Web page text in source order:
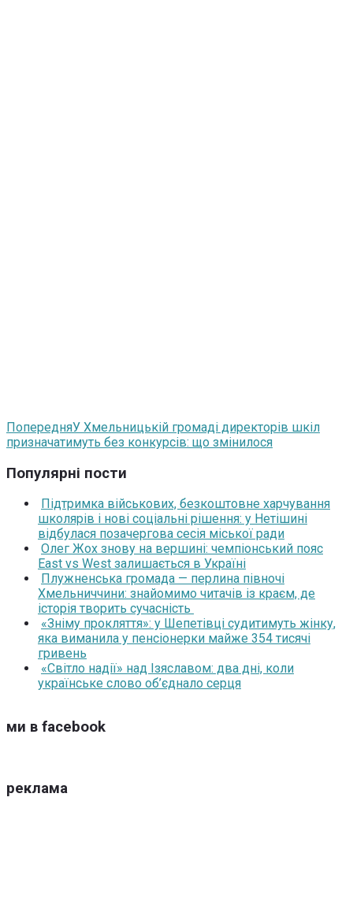
ПопередняУ Хмельницькій громаді директорів шкіл
призначатимуть без конкурсів: що змінилося
Популярні пости
Підтримка військових, безкоштовне харчування
школярів і нові соціальні рішення: у Нетішині
відбулася позачергова сесія міської ради
Олег Жох знову на вершині: чемпіонський пояс
East vs West залишається в Україні
Плужненська громада — перлина півночі
Хмельниччини: знайомимо читачів із краєм, де
історія творить сучасність
«Зніму прокляття»: у Шепетівці судитимуть жінку,
яка виманила у пенсіонерки майже 354 тисячі
гривень
«Світло надії» над Ізяславом: два дні, коли
українське слово об’єднало серця
ми в facebook
реклама